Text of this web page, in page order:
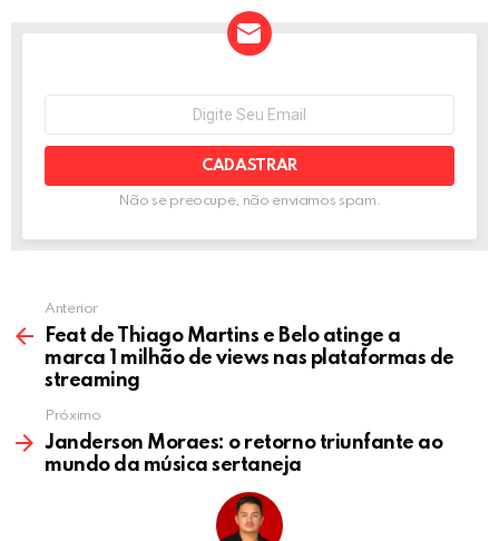
o
k
er
dI
p
p
NEWSLETTER
mail:
Não se preocupe, não enviamos spam.
Anterior
Feat de Thiago Martins e Belo atinge a
marca 1 milhão de views nas plataformas de
streaming
Próximo
Janderson Moraes: o retorno triunfante ao
mundo da música sertaneja